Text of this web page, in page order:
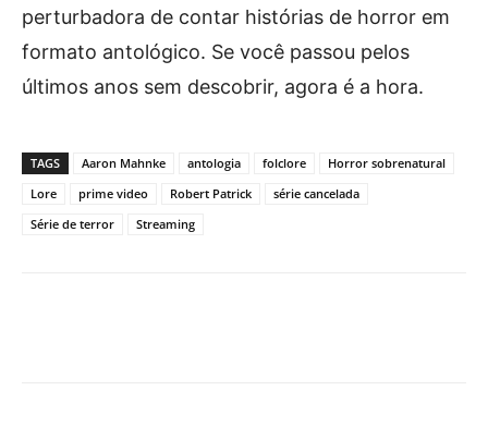
perturbadora de contar histórias de horror em
formato antológico. Se você passou pelos
últimos anos sem descobrir, agora é a hora.
TAGS Aaron Mahnke antologia folclore
Horror sobrenatural
Lore
prime video Robert Patrick
série cancelada
Série de terror
Streaming